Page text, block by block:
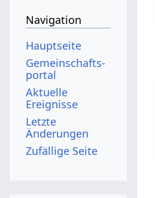
Navigation
Hauptseite
Gemeinschafts­
portal
Aktuelle
Ereignisse
Letzte
Änderungen
Zufällige Seite